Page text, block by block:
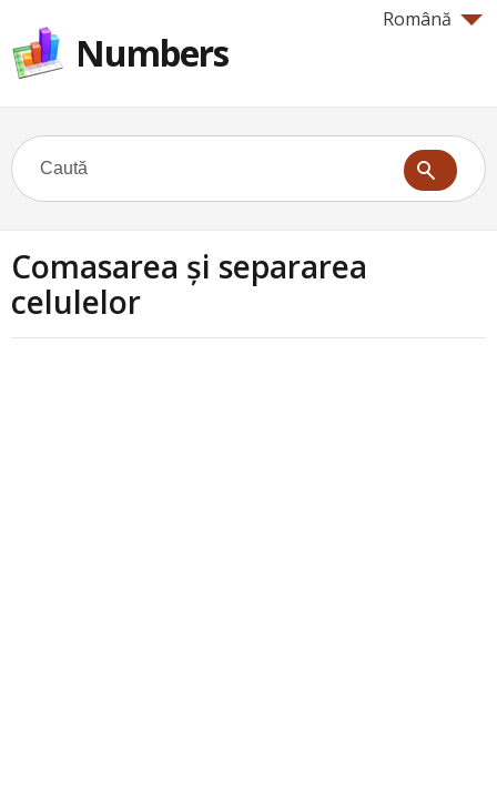
Română
Numbers
Comasarea și separarea
celulelor